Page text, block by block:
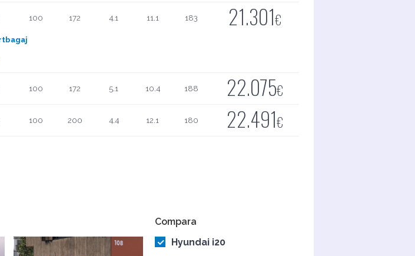
100 172 4.1 11.1 183 21.301€
100 172 5.1 10.4 188 22.075€
100 200 4.4 12.1 180 22.491€
Compara
Hyundai i20